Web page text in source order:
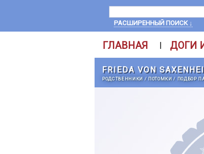
РАСШИРЕННЫЙ ПОИСК ↓
ГЛАВНАЯ | ДОГИ
FRIEDA VON
РОДСТВЕННИКИ / ПОТОМКИ/ ПОДБОР